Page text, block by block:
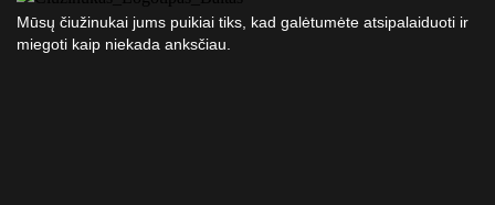
Mūsų čiužinukai jums puikiai tiks, kad galėtumėte atsipalaiduoti ir
miegoti kaip niekada anksčiau.